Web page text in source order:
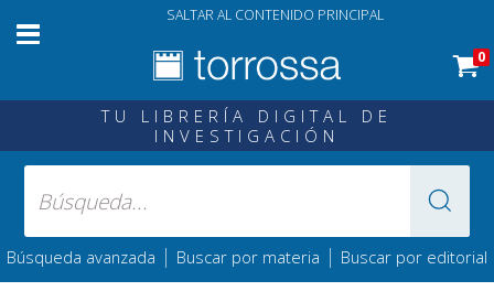
SALTAR AL CONTENIDO PRINCIPAL
0
TU LIBRERÍA DIGITAL DE
INVESTIGACIÓN
Búsqueda avanzada | Buscar por materia | Buscar por editorial